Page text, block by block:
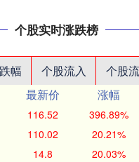
个股实时涨跌榜
幅 个股流入 个股
最新价 涨幅
116.52 396.89%
110.02 20.21%
14.8 20.03%